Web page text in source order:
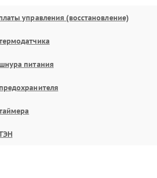
управления (восстановление)
питания